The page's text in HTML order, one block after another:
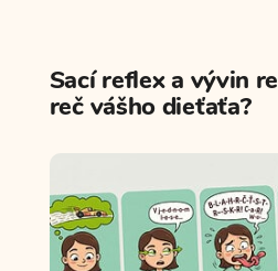
Sací reflex a vývin
reč vášho dieťaťa?